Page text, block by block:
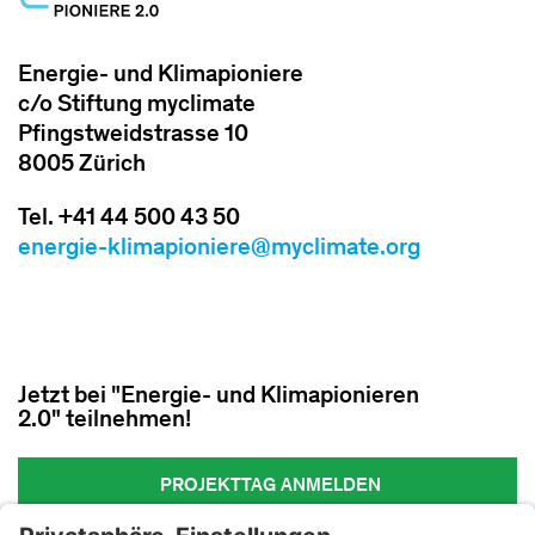
Energie- und Klimapioniere
c/o Stiftung myclimate
Pfingstweidstrasse 10
8005 Zürich
Tel. +41 44 500 43 50
energie-klimapioniere@myclimate.org
Jetzt bei "Energie- und Klimapionieren
2.0" teilnehmen!
PROJEKTTAG ANMELDEN